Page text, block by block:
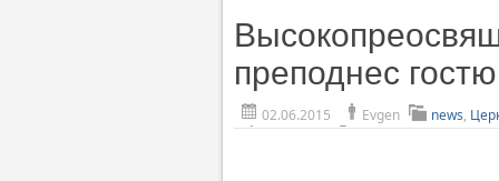
преподнес
02.06.2015 Evgen news,